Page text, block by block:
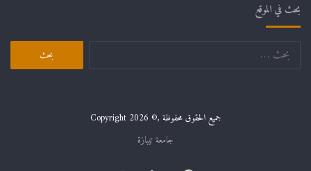
بحث في الموقع
البحث
جميع الحقوق محفوظة ,© Copyright 2026
جامعة تيبازة